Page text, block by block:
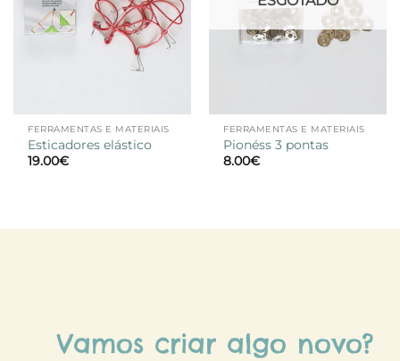
FERRAMENTAS E MATERIAIS
Esticadores elástico
19.00€
FERRAMENTAS E MATERIAIS
Pionéss 3 pontas
8.00€
Vamos criar algo novo?